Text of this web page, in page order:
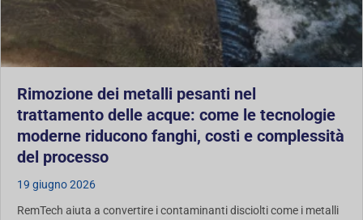
Rimozione dei metalli pesanti nel
trattamento delle acque: come le tecnologie
moderne riducono fanghi, costi e complessità
del processo
19 giugno 2026
RemTech aiuta a convertire i contaminanti disciolti come i metalli